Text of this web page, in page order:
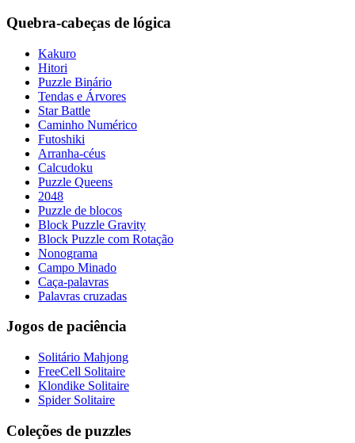
Quebra-cabeças de lógica
Kakuro
Hitori
Puzzle Binário
Tendas e Árvores
Star Battle
Caminho Numérico
Futoshiki
Arranha-céus
Calcudoku
Puzzle Queens
2048
Puzzle de blocos
Block Puzzle Gravity
Block Puzzle com Rotação
Nonograma
Campo Minado
Caça-palavras
Palavras cruzadas
Jogos de paciência
Solitário Mahjong
FreeCell Solitaire
Klondike Solitaire
Spider Solitaire
Coleções de puzzles